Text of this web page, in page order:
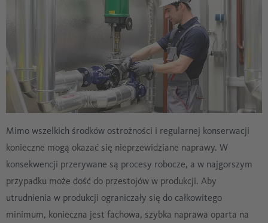
Mimo wszelkich środków ostrożności i regularnej konserwacji
konieczne mogą okazać się nieprzewidziane naprawy. W
konsekwencji przerywane są procesy robocze, a w najgorszym
przypadku może dość do przestojów w produkcji. Aby
utrudnienia w produkcji ograniczały się do całkowitego
minimum, konieczna jest fachowa, szybka naprawa oparta na